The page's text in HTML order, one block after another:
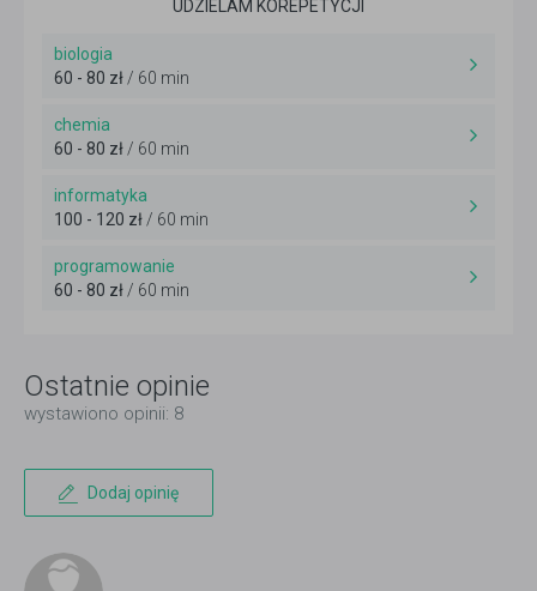
UDZIELAM KOREPETYCJI
biologia
60 - 80 zł/ 60 min
chemia
60 - 80 zł/ 60 min
informatyka
100 - 120 zł/ 60 min
programowanie
60 - 80 zł/ 60 min
Ostatnie opinie
wystawiono opinii: 8
Dodaj opinię